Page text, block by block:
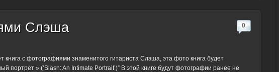
Слэша 0
книга с фотографиями знаменитого гитариста Слэша, эта фото книга будет
портрет » (‘Slash: An Intimate Portrait’)” В этой книге будут фотографии ранее не